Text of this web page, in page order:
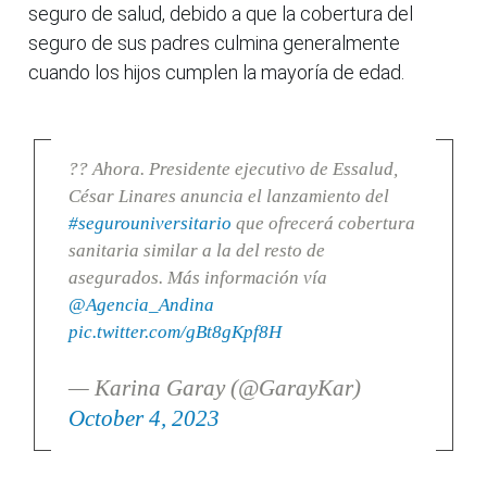
seguro de salud, debido a que la cobertura del
seguro de sus padres culmina generalmente
cuando los hijos cumplen la mayoría de edad.
?? Ahora. Presidente ejecutivo de Essalud,
César Linares anuncia el lanzamiento del
#segurouniversitario que ofrecerá cobertura
sanitaria similar a la del resto de
asegurados. Más información vía
@Agencia_Andina
pic.twitter.com/gBt8gKpf8H
— Karina Garay (@GarayKar)
October 4, 2023